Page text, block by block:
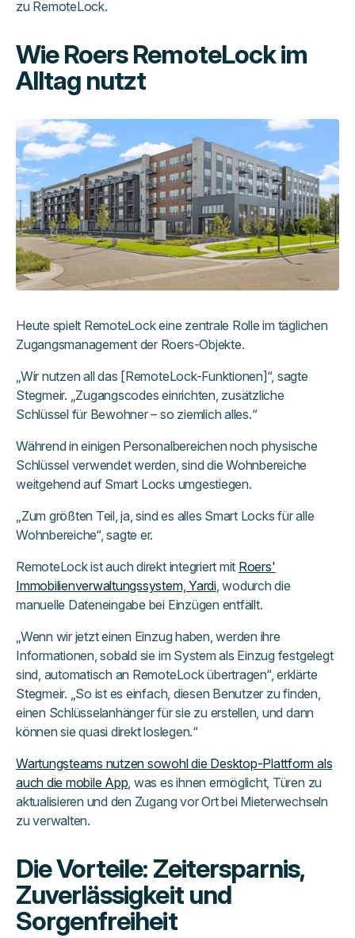
zu RemoteLock.
Wie Roers RemoteLock im
Alltag nutzt
Heute spielt RemoteLock eine zentrale Rolle im täglichen
Zugangsmanagement der Roers-Objekte.
„Wir nutzen all das [RemoteLock-Funktionen]“, sagte
Stegmeir. „Zugangscodes einrichten, zusätzliche
Schlüssel für Bewohner – so ziemlich alles.“
Während in einigen Personalbereichen noch physische
Schlüssel verwendet werden, sind die Wohnbereiche
weitgehend auf Smart Locks umgestiegen.
„Zum größten Teil, ja, sind es alles Smart Locks für alle
Wohnbereiche“, sagte er.
RemoteLock ist auch direkt integriert mit Roers'
Immobilienverwaltungssystem, Yardi, wodurch die
manuelle Dateneingabe bei Einzügen entfällt.
„Wenn wir jetzt einen Einzug haben, werden ihre
Informationen, sobald sie im System als Einzug festgelegt
sind, automatisch an RemoteLock übertragen“, erklärte
Stegmeir. „So ist es einfach, diesen Benutzer zu finden,
einen Schlüsselanhänger für sie zu erstellen, und dann
können sie quasi direkt loslegen.“
Wartungsteams nutzen sowohl die Desktop-Plattform als
auch die mobile App, was es ihnen ermöglicht, Türen zu
aktualisieren und den Zugang vor Ort bei Mieterwechseln
zu verwalten.
Die Vorteile: Zeitersparnis,
Zuverlässigkeit und
Sorgenfreiheit